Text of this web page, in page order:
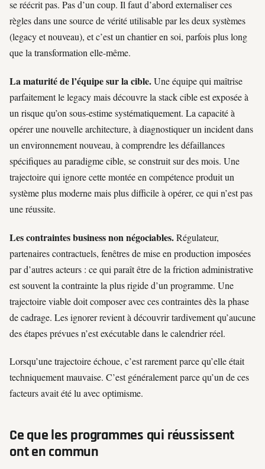
se réécrit pas. Pas d’un coup. Il faut d’abord externaliser ces
règles dans une source de vérité utilisable par les deux systèmes
(legacy et nouveau), et c’est un chantier en soi, parfois plus long
que la transformation elle-même.
La maturité de l’équipe sur la cible.Une équipe qui maîtrise
parfaitement le legacy mais découvre la stack cible est exposée à
un risque qu’on sous-estime systématiquement. La capacité à
opérer une nouvelle architecture, à diagnostiquer un incident dans
un environnement nouveau, à comprendre les défaillances
spécifiques au paradigme cible, se construit sur des mois. Une
trajectoire qui ignore cette montée en compétence produit un
système plus moderne mais plus difficile à opérer, ce qui n’est pas
une réussite.
Les contraintes business non négociables.Régulateur,
partenaires contractuels, fenêtres de mise en production imposées
par d’autres acteurs : ce qui paraît être de la friction administrative
est souvent la contrainte la plus rigide d’un programme. Une
trajectoire viable doit composer avec ces contraintes dès la phase
de cadrage. Les ignorer revient à découvrir tardivement qu’aucune
des étapes prévues n’est exécutable dans le calendrier réel.
Lorsqu’une trajectoire échoue, c’est rarement parce qu’elle était
techniquement mauvaise. C’est généralement parce qu’un de ces
facteurs avait été lu avec optimisme.
Ce que les programmes qui réussissent
ont en commun